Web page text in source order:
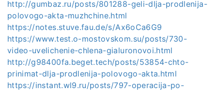
http://gumbaz.ru/posts/801288-geli-dlja-prodlenija-
polovogo-akta-muzhchine.html
https://notes.stuve.fau.de/s/Ax6oCa6G9
https://www.test.o-mostovskom.su/posts/730-
video-uvelichenie-chlena-gialuronovoi.html
http://g98400fa.beget.tech/posts/53854-chto-
prinimat-dlja-prodlenija-polovogo-akta.html
https://instant.wl9.ru/posts/797-operacija-po-